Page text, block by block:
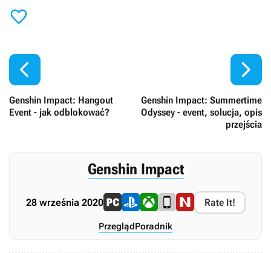


Genshin Impact: Hangout
Event - jak odblokować?
Genshin Impact: Summertime
Odyssey - event, solucja, opis
przejścia

Genshin Impact
28 września 2020 Rate It!
PrzeglądPoradnik